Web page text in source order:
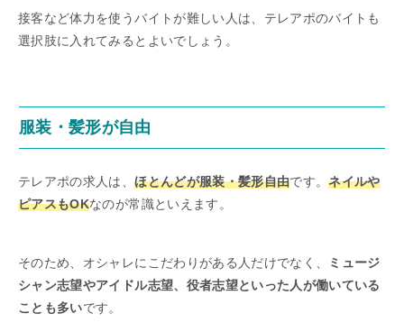
接客など体力を使うバイトが難しい人は、テレアポのバイトも
選択肢に入れてみるとよいでしょう。
服装・髪形が自由
テレアポの求人は、ほとんどが服装・髪形自由です。ネイルや
ピアスもOKなのが常識といえます。
そのため、オシャレにこだわりがある人だけでなく、
ミュージ
シャン志望やアイドル志望、役者志望といった人が働いている
ことも多いです。